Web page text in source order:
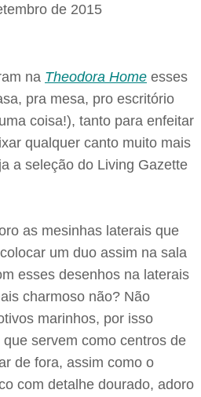
de 2015
na Theodora Home esses
pra mesa, pro escritório
coisa!), tanto para enfeitar
qualquer canto muito mais
a seleção do Living Gazette
as mesinhas laterais que
um duo assim na sala
esses desenhos na laterais
charmoso não? Não
marinhos, por isso
servem como centros de
de fora, assim como o
com detalhe dourado, adoro